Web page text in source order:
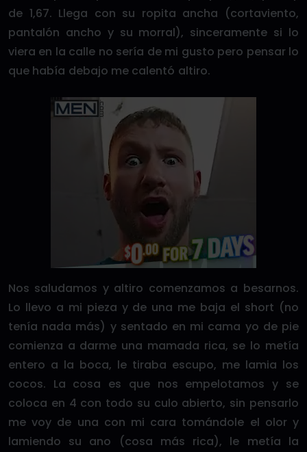
de 1,67. Llega con su ropita ancha (cortaviento,
pantalón ancho y su morral), sinceramente si lo
viera en la calle no sería de mi gusto pero pensar lo
que había debajo me calentó altiro.
Nos saludamos y altiro comenzamos a besarnos.
Lo llevo a mi pieza y de una me baja el short (no
tenía nada más) y sentado en mi cama yo de pie
comienza a darme una mamada rica, se lo metía
entero a la boca, le tiraba escupo, me lamia los
cocos. La cosa es que nos empelotamos y se
coloca en 4 con todo su culo abierto, sin pensarlo
me voy de una con mi cara tomándole el olor y
lamiendo su ano (cosa más rica), le metía la